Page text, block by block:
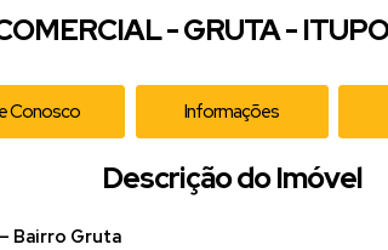
- GRUTA -
Conosco Informações
Descrição do Imóvel
Bairro Gruta